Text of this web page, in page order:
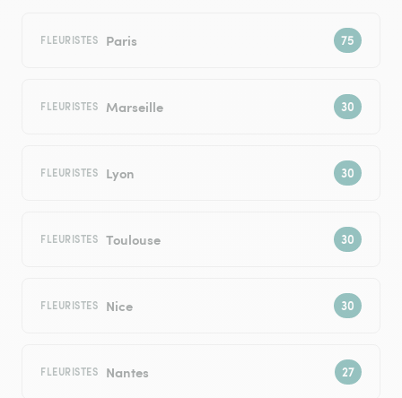
FLEURISTES Paris
FLEURISTES Marseille
FLEURISTES Lyon
FLEURISTES Toulouse
FLEURISTES Nice
FLEURISTES Nantes